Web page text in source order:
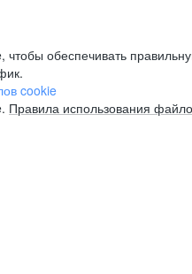
обеспечивать
cookie
Правила использования